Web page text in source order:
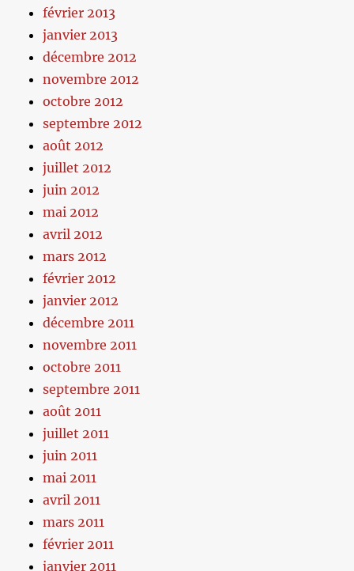
février 2013
janvier 2013
décembre 2012
novembre 2012
octobre 2012
septembre 2012
août 2012
juillet 2012
juin 2012
mai 2012
avril 2012
mars 2012
février 2012
janvier 2012
décembre 2011
novembre 2011
octobre 2011
septembre 2011
août 2011
juillet 2011
juin 2011
mai 2011
avril 2011
mars 2011
février 2011
janvier 2011